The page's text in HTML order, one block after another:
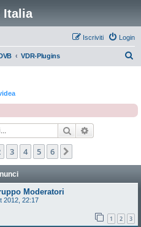
Italia
Login
Iscriviti
VDR-Plugins
a
Cerca
3 4 5 6
Moderatori
2012, 22:17
1 2 3